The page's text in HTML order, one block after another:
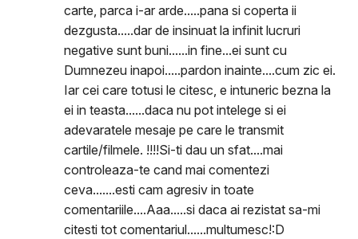
carte, parca i-ar arde.....pana si coperta ii
dezgusta.....dar de insinuat la infinit lucruri
negative sunt buni......in fine...ei sunt cu
Dumnezeu inapoi.....pardon inainte....cum zic ei.
Iar cei care totusi le citesc, e intuneric bezna la
ei in teasta......daca nu pot intelege si ei
adevaratele mesaje pe care le transmit
cartile/filmele. !!!!Si-ti dau un sfat....mai
controleaza-te cand mai comentezi
ceva.......esti cam agresiv in toate
comentariile....Aaa.....si daca ai rezistat sa-mi
citesti tot comentariul......multumesc!:D